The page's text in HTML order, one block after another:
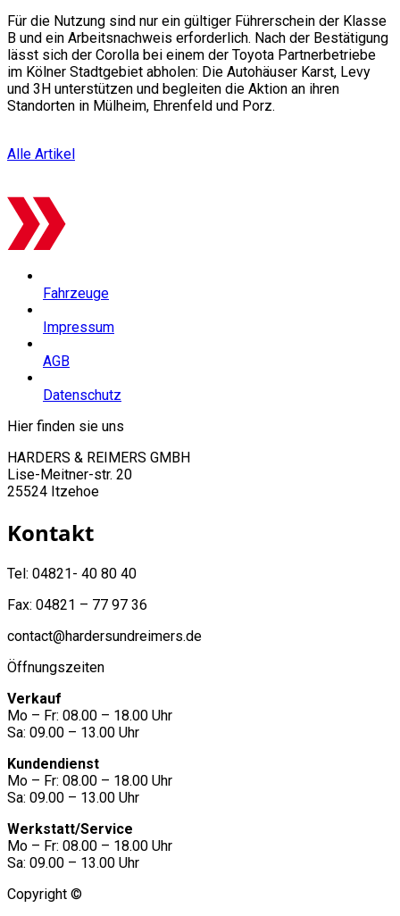
Für die Nutzung sind nur ein gültiger Führerschein der Klasse
B und ein Arbeitsnachweis erforderlich. Nach der Bestätigung
lässt sich der Corolla bei einem der Toyota Partnerbetriebe
im Kölner Stadtgebiet abholen: Die Autohäuser Karst, Levy
und 3H unterstützen und begleiten die Aktion an ihren
Standorten in Mülheim, Ehrenfeld und Porz.
Alle Artikel
Fahrzeuge
Impressum
AGB
Datenschutz
Hier finden sie uns
HARDERS & REIMERS GMBH
Lise-Meitner-str. 20
25524 Itzehoe
Kontakt
Tel: 04821- 40 80 40
Fax: 04821 – 77 97 36
contact@hardersundreimers.de
Öffnungszeiten
Verkauf
Mo – Fr: 08.00 – 18.00 Uhr
Sa: 09.00 – 13.00 Uhr
Kundendienst
Mo – Fr: 08.00 – 18.00 Uhr
Sa: 09.00 – 13.00 Uhr
Werkstatt/Service
Mo – Fr: 08.00 – 18.00 Uhr
Sa: 09.00 – 13.00 Uhr
Copyright ©